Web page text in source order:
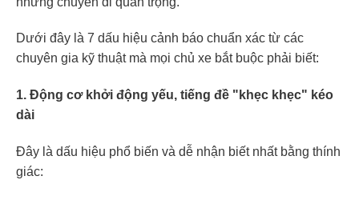
Dưới đây là 7 dấu hiệu cảnh báo chuẩn xác từ các
chuyên gia kỹ thuật mà mọi chủ xe bắt buộc phải biết:
1. Động cơ khởi động yếu, tiếng đề "khẹc khẹc" kéo
dài
Đây là dấu hiệu phổ biến và dễ nhận biết nhất bằng thính
giác: